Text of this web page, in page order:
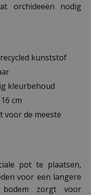
orchideeën nodig
kunststof
kleurbehoud
cm
voor de meeste
pot te plaatsen,
voor een langere
bodem zorgt voor